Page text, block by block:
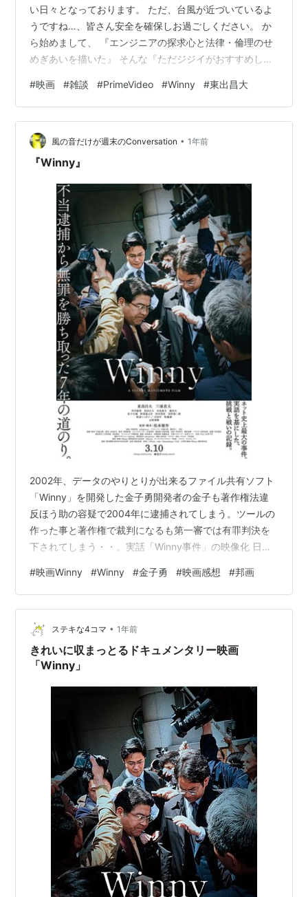
い日々となっております。 ただ、台風が近づいているよ
うですね…、皆さん安全を確保しお過ごしください。 か
ら始めまして、 『エンジニアの探求心と法律・倫理のせ
めぎあいを描いた』 そんな『ただジジイがおすすめした
画のタイトル』 ・映画タイトル Winny ・概要 ファイル
共有ソフト「Winny」。 それはユーザー同士がデータの
やり取りができる未来のP2P技術。 その便利で瞬く間に
普及するわけだが…これを開発した主人公は不当逮捕さ
れてしまうのだった。 技術の進歩と法律その法廷闘争は
#映画 #雑談 #PrimeVideo #Winny #東出昌大
風の音だけが週末のConversation • 1年前
『Winny』
2002年、データのやりとりが出来るファイル共有ソフト
「Winny」を開発した金子勇開発者の金子も著作権法違
反ほう助の容疑で2004年に逮捕されてしまう。ツールの
作った事と著作権で裁判になるも第一審では有罪判決を
下されてしまう・・。実話「Winny事件」の映像化 日本
指摘され問題視されてますね。 同じ仕組みのまま功名心
による歪みは今も変わらないのかな 金子勇の開発に対す
る情熱と誠実さを想うと称えられるべき人物ですね。 意
志を受け継ぎ、未来を切り開く開発者が数多く羽搏きま
すようにー。と祈りたい。
#映画Winny #Winny #金子勇 #映画感想 #邦画
ステキな4コマ • 1年前
きれいに収まっとるドキュメンタリー映画
「Winny」